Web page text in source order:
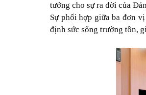
tưởng cho sự ra đời của
Sự phối hợp giữa ba đơn
định sức sống trường tồn,